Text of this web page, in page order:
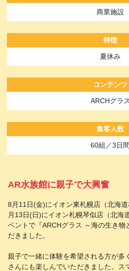
商業施設
特徴
夏休み
コンテンツ
ARCHグラス
集客人数
60組／3日間
AR水族館に親子で大興奮
8月11日(金)にイオン東札幌店（北海
月13日(日)にイオン札幌琴似店（北海
ベントで『ARCHグラス ～海の生き物
だきました。
親子で一緒に体験を希望される方が多
さんにも楽しんでいただきました。ス